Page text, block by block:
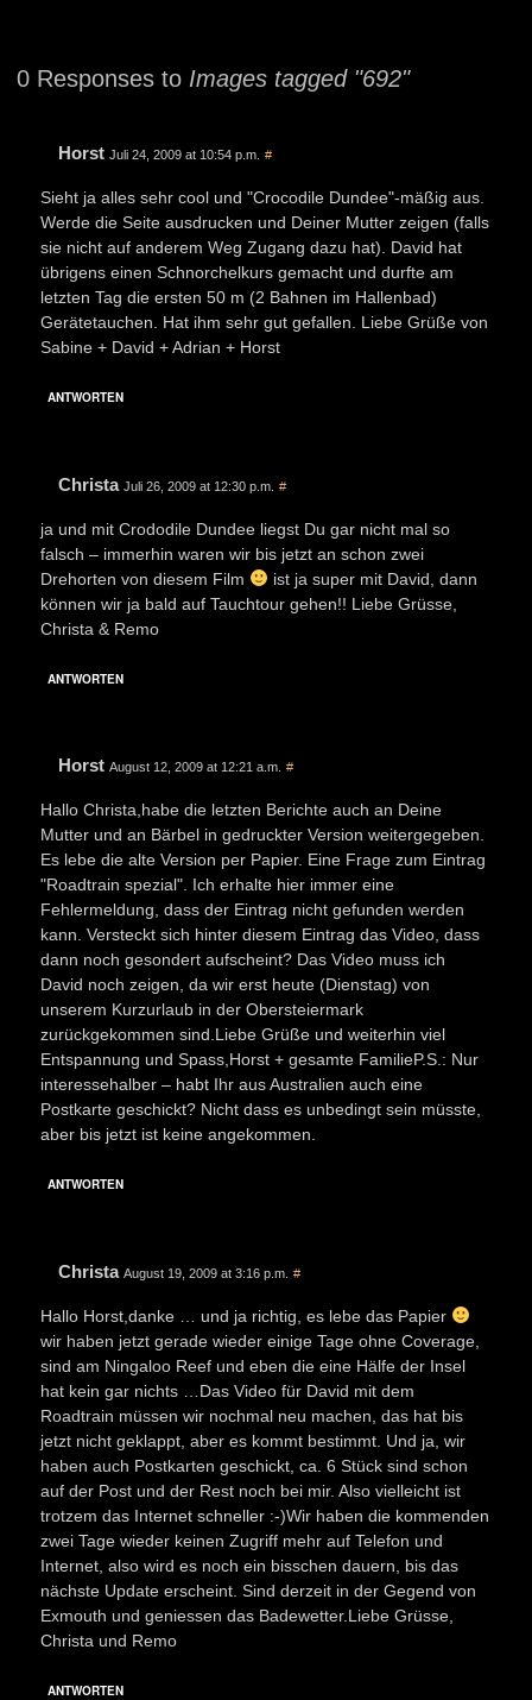
0 Responses to Images tagged "692"
Horst Juli 24, 2009 at 10:54 p.m. #
Sieht ja alles sehr cool und "Crocodile Dundee"-mäßig aus.
Werde die Seite ausdrucken und Deiner Mutter zeigen (falls
sie nicht auf anderem Weg Zugang dazu hat). David hat
übrigens einen Schnorchelkurs gemacht und durfte am
letzten Tag die ersten 50 m (2 Bahnen im Hallenbad)
Gerätetauchen. Hat ihm sehr gut gefallen. Liebe Grüße von
Sabine + David + Adrian + Horst
ANTWORTEN
Christa Juli 26, 2009 at 12:30 p.m. #
ja und mit Crododile Dundee liegst Du gar nicht mal so
falsch – immerhin waren wir bis jetzt an schon zwei
Drehorten von diesem Film
ist ja super mit David, dann
können wir ja bald auf Tauchtour gehen!! Liebe Grüsse,
Christa & Remo
ANTWORTEN
Horst August 12, 2009 at 12:21 a.m. #
Hallo Christa,habe die letzten Berichte auch an Deine
Mutter und an Bärbel in gedruckter Version weitergegeben.
Es lebe die alte Version per Papier. Eine Frage zum Eintrag
"Roadtrain spezial". Ich erhalte hier immer eine
Fehlermeldung, dass der Eintrag nicht gefunden werden
kann. Versteckt sich hinter diesem Eintrag das Video, dass
dann noch gesondert aufscheint? Das Video muss ich
David noch zeigen, da wir erst heute (Dienstag) von
unserem Kurzurlaub in der Obersteiermark
zurückgekommen sind.Liebe Grüße und weiterhin viel
Entspannung und Spass,Horst + gesamte FamilieP.S.: Nur
interessehalber – habt Ihr aus Australien auch eine
Postkarte geschickt? Nicht dass es unbedingt sein müsste,
aber bis jetzt ist keine angekommen.
ANTWORTEN
Christa August 19, 2009 at 3:16 p.m. #
Hallo Horst,danke … und ja richtig, es lebe das Papier
wir haben jetzt gerade wieder einige Tage ohne Coverage,
sind am Ningaloo Reef und eben die eine Hälfe der Insel
hat kein gar nichts …Das Video für David mit dem
Roadtrain müssen wir nochmal neu machen, das hat bis
jetzt nicht geklappt, aber es kommt bestimmt. Und ja, wir
haben auch Postkarten geschickt, ca. 6 Stück sind schon
auf der Post und der Rest noch bei mir. Also vielleicht ist
trotzem das Internet schneller :-)Wir haben die kommenden
zwei Tage wieder keinen Zugriff mehr auf Telefon und
Internet, also wird es noch ein bisschen dauern, bis das
nächste Update erscheint. Sind derzeit in der Gegend von
Exmouth und geniessen das Badewetter.Liebe Grüsse,
Christa und Remo
ANTWORTEN